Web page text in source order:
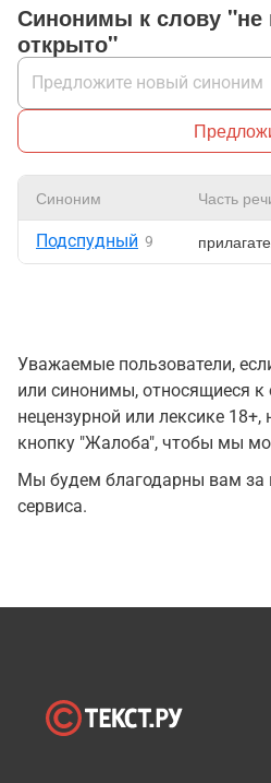
Синонимы к слову
открыто"
Синоним Часть
Подспудный 9
Уважаемые пользователи,
или синонимы, относящиеся к
нецензурной или лексике
кнопку "Жалоба", чтобы мы
Мы будем благодарны вам за
сервиса.